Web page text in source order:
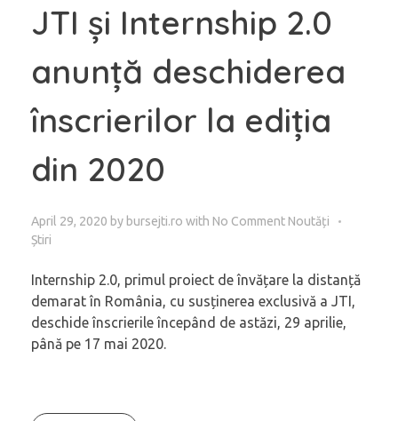
JTI și Internship 2.0
anunță deschiderea
înscrierilor la ediția
din 2020
April 29, 2020 by bursejti.ro with No Comment Noutăți
Știri
Internship 2.0, primul proiect de învățare la distanță
demarat în România, cu susținerea exclusivă a JTI,
deschide înscrierile începând de astăzi, 29 aprilie,
până pe 17 mai 2020.